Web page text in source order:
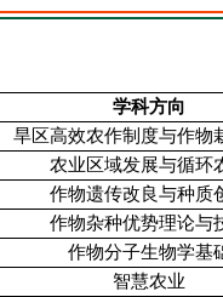
学科方向
旱区高效农作制度与作物
农业区域发展与循环
作物遗传改良与种质
作物杂种优势理论与
作物分子生物学基
智慧农业